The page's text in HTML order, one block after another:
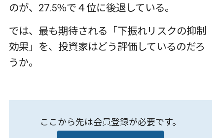
のが、27.5％で４位に後退している。
では、最も期待される「下振れリスクの抑制
効果」を、投資家はどう評価しているのだろ
うか。
ここから先は会員登録が必要です。